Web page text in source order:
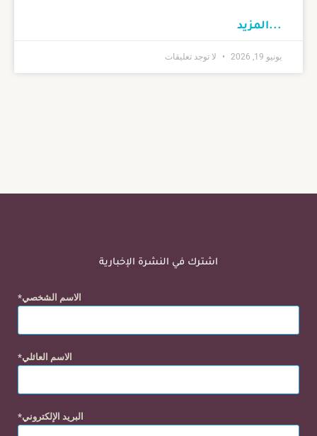
...المزيد
يونيو 19, 2026 لا توجد تعليقات
اشترك في النشرة الإخبارية
الاسم الشخصي
الاسم العائلي
البريد الإلكتروني